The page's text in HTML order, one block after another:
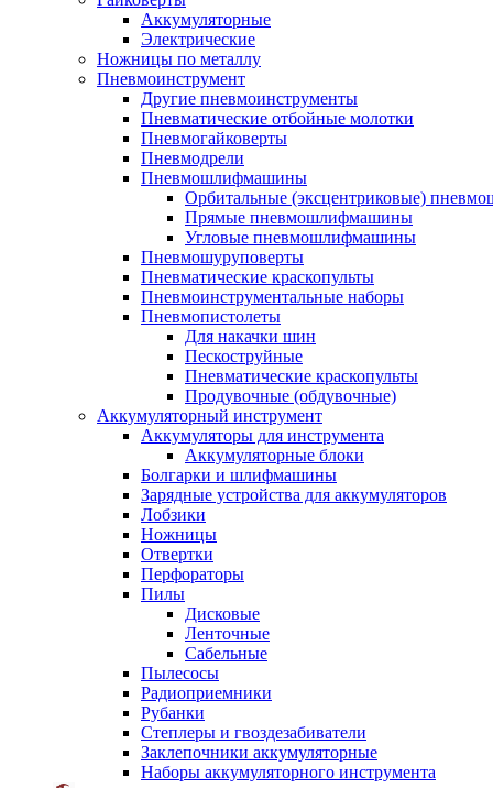
Аккумуляторные
Электрические
Ножницы по металлу
Пневмоинструмент
Другие пневмоинструменты
Пневматические отбойные молотки
Пневмогайковерты
Пневмодрели
Пневмошлифмашины
Орбитальные (эксцентриковые)
Прямые пневмошлифмашины
Угловые пневмошлифмашины
Пневмошуруповерты
Пневматические краскопульты
Пневмоинструментальные наборы
Пневмопистолеты
Для накачки шин
Пескоструйные
Пневматические краскопульты
Продувочные (обдувочные)
Аккумуляторный инструмент
Аккумуляторы для инструмента
Аккумуляторные блоки
Болгарки и шлифмашины
Зарядные устройства для аккумуляторов
Лобзики
Ножницы
Отвертки
Перфораторы
Пилы
Дисковые
Ленточные
Сабельные
Пылесосы
Радиоприемники
Рубанки
Степлеры и гвоздезабиватели
Заклепочники аккумуляторные
Наборы аккумуляторного инструмента